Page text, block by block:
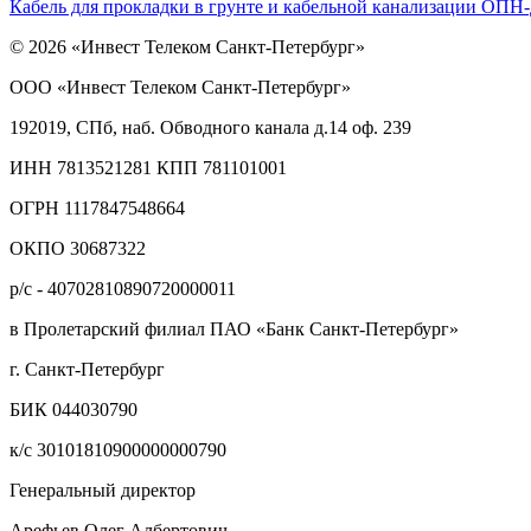
Кабель для прокладки в грунте и кабельной канализации
© 2026 «Инвест Телеком Санкт-Петербург»
ООО «Инвест Телеком Санкт-Петербург»
192019, СПб, наб. Обводного канала д.14 оф. 239
ИНН 7813521281 КПП 781101001
ОГРН 1117847548664
ОКПО 30687322
р/с - 40702810890720000011
в Пролетарский филиал ПАО «Банк Санкт-Петербург»
г. Санкт-Петербург
БИК 044030790
к/с 30101810900000000790
Генеральный директор